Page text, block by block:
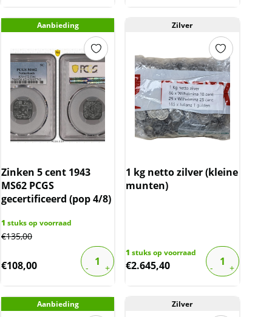
Aanbieding
Zinken 5 cent 1943
MS62 PCGS
gecertificeerd (pop 4/8)
1 stuks op voorraad
€135,00
€108,00
Zilver
1 kg netto zilver (kleine
munten)
1 stuks op voorraad
€2.645,40
Aanbieding Zilver